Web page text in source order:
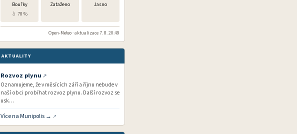
Bouřky
💧 78 %
Zataženo Jasno
Open-Meteo · aktualizace 7. 8. 20:49
AKTUALITY
Rozvoz plynu
Oznamujeme, že v měsících září a říjnu nebude v
naší obci probíhat rozvoz plynu. Další rozvoz se
usk…
Více na Munipolis →